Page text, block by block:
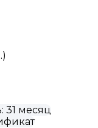
31 месяц